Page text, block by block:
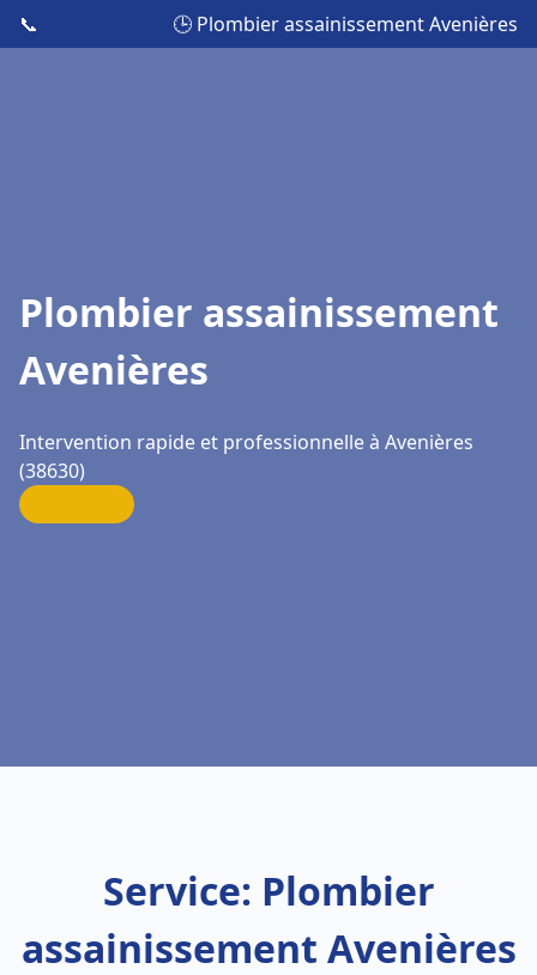
📞 🕒 Plombier assainissement Avenières
Plombier assainissement
Avenières
Intervention rapide et professionnelle à Avenières
(38630)
Service: Plombier
assainissement Avenières